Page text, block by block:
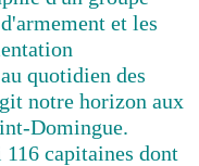
et les
quotidien des
notre horizon aux
Domingue.
capitaines dont